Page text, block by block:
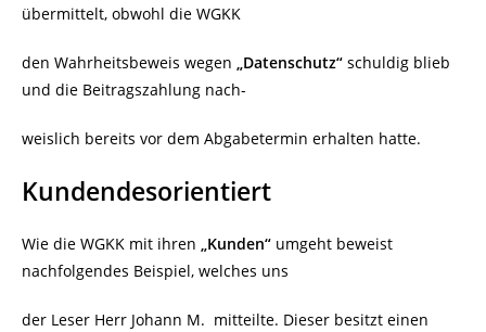
übermittelt, obwohl die WGKK
den Wahrheitsbeweis wegen „Datenschutz“ schuldig blieb
und die Beitragszahlung nach-
weislich bereits vor dem Abgabetermin erhalten hatte.
Kundendesorientiert
Wie die WGKK mit ihren „Kunden“ umgeht beweist
nachfolgendes Beispiel, welches uns
der Leser Herr Johann M. mitteilte. Dieser besitzt einen